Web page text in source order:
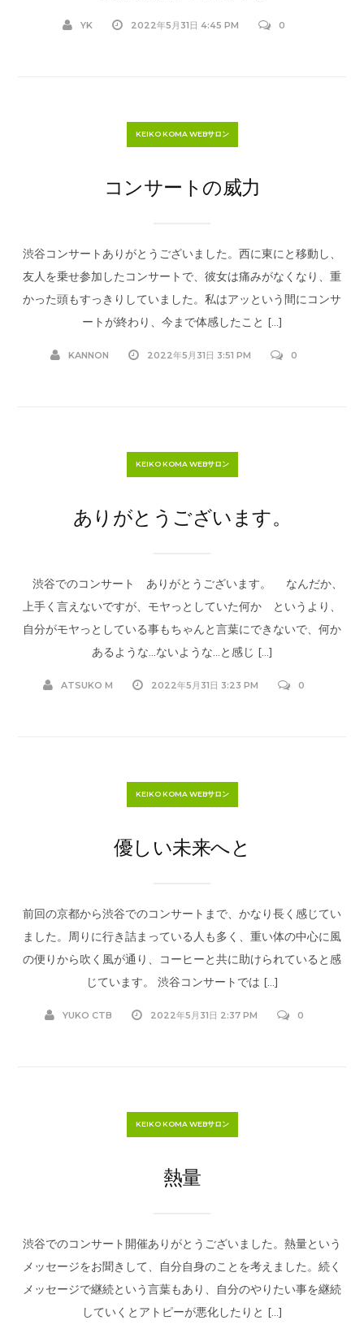
YK 2022年5月31日 4:45 PM 0
KEIKO KOMA WEBサロン
コンサートの威力
渋谷コンサートありがとうございました。西に東にと移動し、
友人を乗せ参加したコンサートで、彼女は痛みがなくなり、重
かった頭もすっきりしていました。私はアッという間にコンサ
ートが終わり、今まで体感したこと […]
KANNON 2022年5月31日 3:51 PM 0
KEIKO KOMA WEBサロン
ありがとうございます。
渋谷でのコンサート ありがとうございます。 なんだか、
上手く言えないですが、モヤっとしていた何か というより、
自分がモヤっとしている事もちゃんと言葉にできないで、何か
あるような…ないような…と感じ […]
ATSUKO M 2022年5月31日 3:23 PM 0
KEIKO KOMA WEBサロン
優しい未来へと
前回の京都から渋谷でのコンサートまで、かなり長く感じてい
ました。周りに行き詰まっている人も多く、重い体の中心に風
の便りから吹く風が通り、コーヒーと共に助けられていると感
じています。 渋谷コンサートでは […]
YUKO CTB 2022年5月31日 2:37 PM 0
KEIKO KOMA WEBサロン
熱量
渋谷でのコンサート開催ありがとうございました。熱量という
メッセージをお聞きして、自分自身のことを考えました。続く
メッセージで継続という言葉もあり、自分のやりたい事を継続
していくとアトピーが悪化したりと […]